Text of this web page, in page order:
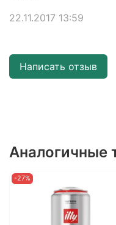
22.11.2017 13:59
Написать отзыв
Аналогичные
-27%